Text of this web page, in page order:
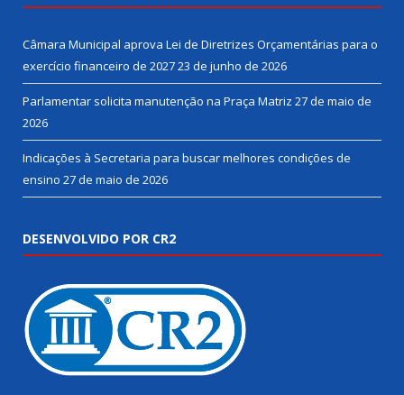
Câmara Municipal aprova Lei de Diretrizes Orçamentárias para o
exercício financeiro de 202723 de junho de 2026
Parlamentar solicita manutenção na Praça Matriz 27 de maio de
2026
Indicações à Secretaria para buscar melhores condições de
ensino 27 de maio de 2026
DESENVOLVIDO POR CR2